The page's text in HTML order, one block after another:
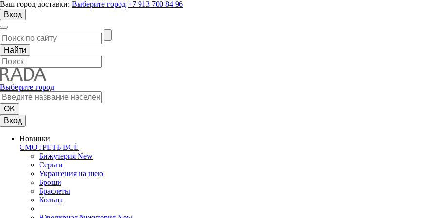
Ваш город доставки: Выберите город +7 913 700 84 96
Вход
Выберите город
Вход
Новинки
СМОТРЕТЬ ВСЁ
Бижутерия New
Серьги
Украшения на шею
Броши
Браслеты
Кольца